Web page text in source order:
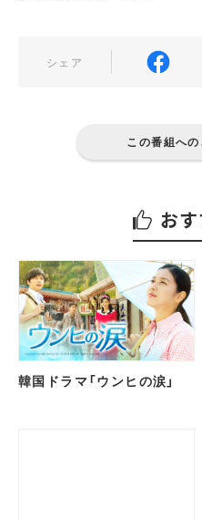
シェア
この番組への
お
韓国ドラマ「ウンヒの涙」